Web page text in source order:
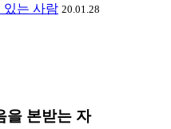
있는 사람 20.01.28
을 본받는 자